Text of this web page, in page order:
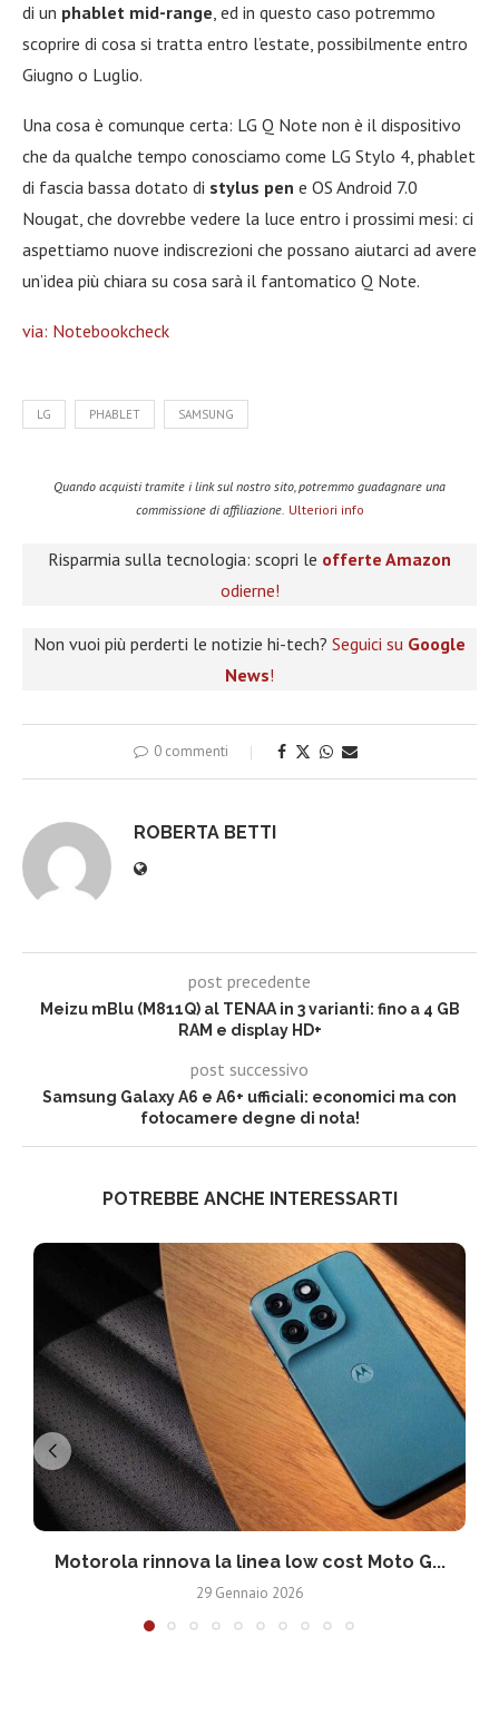
di un phablet mid-range, ed in questo caso potremmo
scoprire di cosa si tratta entro l’estate, possibilmente entro
Giugno o Luglio.
Una cosa è comunque certa: LG Q Note non è il dispositivo
che da qualche tempo conosciamo come LG Stylo 4, phablet
di fascia bassa dotato di stylus pen e OS Android 7.0
Nougat, che dovrebbe vedere la luce entro i prossimi mesi: ci
aspettiamo nuove indiscrezioni che possano aiutarci ad avere
un’idea più chiara su cosa sarà il fantomatico Q Note.
via: Notebookcheck
LG PHABLET SAMSUNG
Quando acquisti tramite i link sul nostro sito, potremmo guadagnare una
commissione di affiliazione. Ulteriori info
Risparmia sulla tecnologia: scopri le offerte Amazon
odierne!
Non vuoi più perderti le notizie hi-tech? Seguici su Google
News!
0 commenti
ROBERTA BETTI
post precedente
Meizu mBlu (M811Q) al TENAA in 3 varianti: fino a 4 GB
RAM e display HD+
post successivo
Samsung Galaxy A6 e A6+ ufficiali: economici ma con
fotocamere degne di nota!
POTREBBE ANCHE INTERESSARTI
Motorola rinnova la linea low cost Moto G...
29 Gennaio 2026